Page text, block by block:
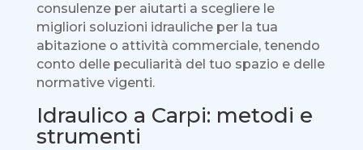
consulenze per aiutarti a scegliere le
migliori soluzioni idrauliche per la tua
abitazione o attività commerciale, tenendo
conto delle peculiarità del tuo spazio e delle
normative vigenti.
Idraulico a Carpi: metodi e
strumenti